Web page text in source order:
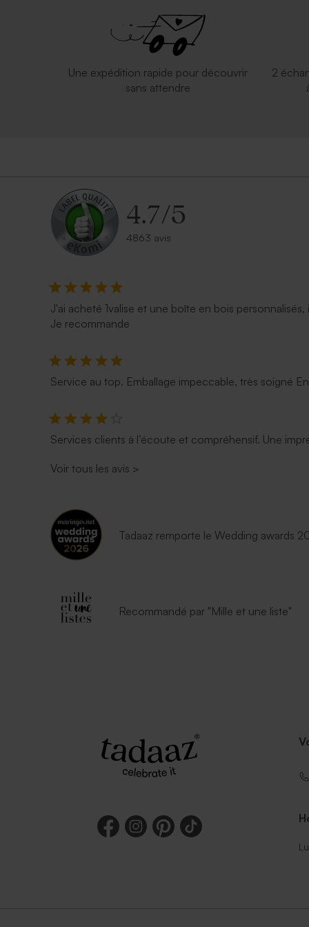
Une expédition rapide pour découvrir
sans attendre
2
4.7/5
4863 avis
J'ai acheté 1valise et une boîte en bois
Je recommande
Service au top. Emballage impeccable, très soigné
Services clients à l’écoute et compréhensif. Une
Voir tous les avis >
Tadaaz remporte le Wedding awards
Recommandé par "Mille et une liste"